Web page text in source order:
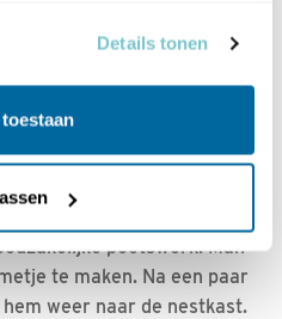
Details tonen
stap
2020, 23:55 |
|
986x
poetswerk. Man
te maken. Na een paar
weer naar de nestkast.